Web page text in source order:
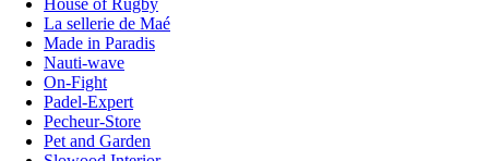
La sellerie de Maé
Made in Paradis
Nauti-wave
On-Fight
Padel-Expert
Pecheur-Store
Pet and Garden